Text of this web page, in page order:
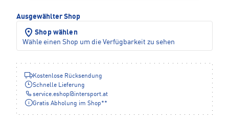
Ausgewählter Shop
Shop wählen
Wähle einen Shop um die Verfügbarkeit zu sehen
Kostenlose Rücksendung
Schnelle Lieferung
service.eshop@intersport.at
Gratis Abholung im Shop**